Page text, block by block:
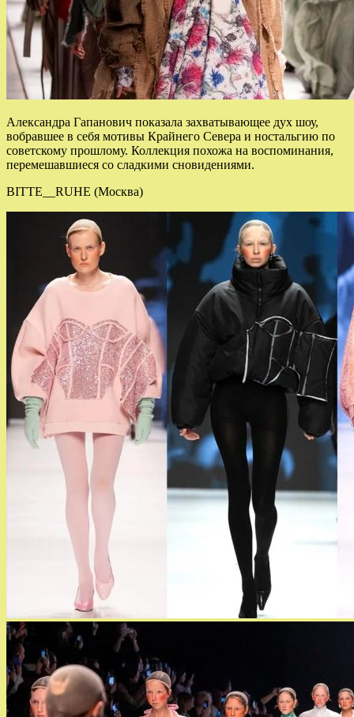
Александра Гапанович показала захватывающее дух шоу,
вобравшее в себя мотивы Крайнего Севера и ностальгию по
советскому прошлому. Коллекция похожа на воспоминания,
перемешавшиеся со сладкими сновидениями.
BITTE__RUHE (Москва)